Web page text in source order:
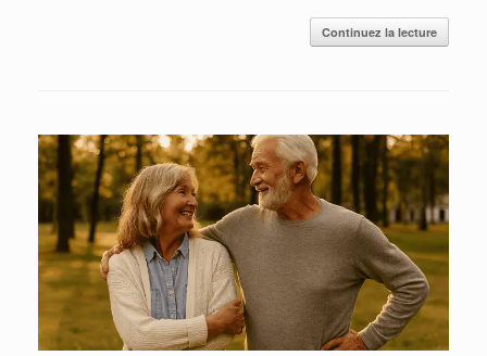
Continuez la lecture